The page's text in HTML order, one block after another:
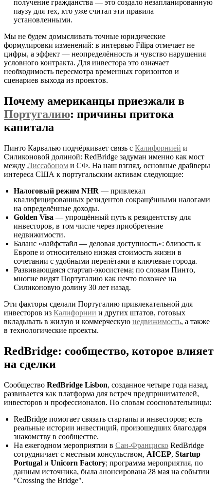
получение гражданства — это создало незапланированную
паузу для тех, кто уже считал эти правила
установленными.
Мы не будем домысливать точные юридические
формулировки изменений: в интервью Filipa отмечает не
цифры, а эффект — неопределённость и чувство нарушения
условного контракта. Для инвестора это означает
необходимость пересмотра временных горизонтов и
сценариев выхода из проектов.
Почему американцы приезжали в
Португалию: причины притока
капитала
Пинто Карвалью подчёркивает связь с Калифорнией и
Силиконовой долиной: RedBridge задуман именно как мост
между Лиссабоном и СФ. На наш взгляд, основные драйверы
интереса США к португальским активам следующие:
Налоговый режим NHR — привлекал
квалифицированных резидентов сокращёнными налогами
на определённые доходы.
Golden Visa — упрощённый путь к резидентству для
инвесторов, в том числе через приобретение
недвижимости.
Баланс «лайфстайл — деловая доступность»: близость к
Европе и относительно низкая стоимость жизни в
сочетании с удобными перелётами в ключевые города.
Развивающаяся стартап-экосистема; по словам Пинто,
многие видят Португалию как нечто похожее на
Силиконовую долину 30 лет назад.
Эти факторы сделали Португалию привлекательной для
инвесторов из Калифорнии и других штатов, готовых
вкладывать в жилую и коммерческую недвижимость, а также
в технологические проекты.
RedBridge: сообщество, которое влияет
на сделки
Сообщество RedBridge Lisbon, созданное четыре года назад,
развивается как платформа для встреч предпринимателей,
инвесторов и профессионалов. По словам соосновательницы:
RedBridge помогает связать стартапы и инвесторов; есть
реальные истории инвестиций, произошедших благодаря
знакомству в сообществе.
На ежегодном мероприятии в Сан-Франциско RedBridge
сотрудничает с местным консульством, AICEP, Startup
Portugal и Unicorn Factory; программа мероприятия, по
данным источника, была анонсирована 28 мая на событии
"Crossing the Bridge".